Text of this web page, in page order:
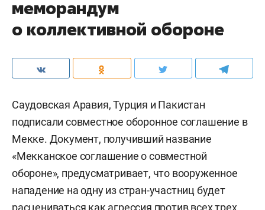
меморандум
о коллективной обороне
Саудовская Аравия, Турция и Пакистан
подписали совместное оборонное соглашение в
Мекке. Документ, получивший название
«Мекканское соглашение о совместной
обороне», предусматривает, что вооруженное
нападение на одну из стран-участниц будет
расцениваться как агрессия против всех трех